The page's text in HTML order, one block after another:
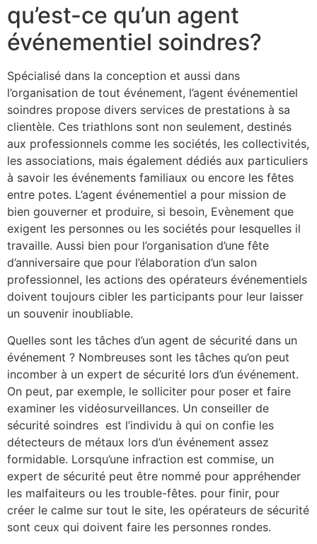
qu’est-ce qu’un agent
événementiel soindres?
Spécialisé dans la conception et aussi dans
l’organisation de tout événement, l’agent événementiel
soindres propose divers services de prestations à sa
clientèle. Ces triathlons sont non seulement, destinés
aux professionnels comme les sociétés, les collectivités,
les associations, mais également dédiés aux particuliers
à savoir les événements familiaux ou encore les fêtes
entre potes. L’agent événementiel a pour mission de
bien gouverner et produire, si besoin, Evènement que
exigent les personnes ou les sociétés pour lesquelles il
travaille. Aussi bien pour l’organisation d’une fête
d’anniversaire que pour l’élaboration d’un salon
professionnel, les actions des opérateurs événementiels
doivent toujours cibler les participants pour leur laisser
un souvenir inoubliable.
Quelles sont les tâches d’un agent de sécurité dans un
événement ? Nombreuses sont les tâches qu’on peut
incomber à un expert de sécurité lors d’un événement.
On peut, par exemple, le solliciter pour poser et faire
examiner les vidéosurveillances. Un conseiller de
sécurité soindres est l’individu à qui on confie les
détecteurs de métaux lors d’un événement assez
formidable. Lorsqu’une infraction est commise, un
expert de sécurité peut être nommé pour appréhender
les malfaiteurs ou les trouble-fêtes. pour finir, pour
créer le calme sur tout le site, les opérateurs de sécurité
sont ceux qui doivent faire les personnes rondes.